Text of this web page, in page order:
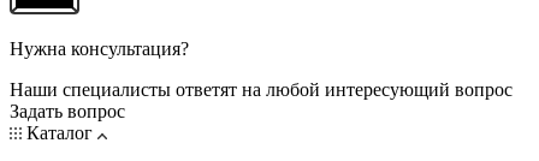
Нужна консультация?
Наши специалисты ответят на любой интересующий вопрос
Задать вопрос
Каталог